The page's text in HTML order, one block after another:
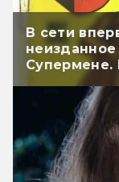
В сети
Супермене.